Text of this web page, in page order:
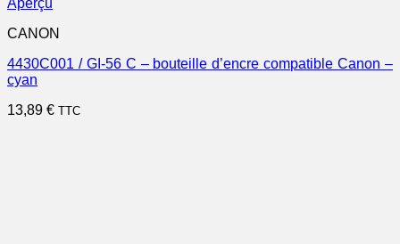
CANON
4430C001 / GI-56 C – bouteille d’encre compatible Canon –
cyan
13,89 € TTC